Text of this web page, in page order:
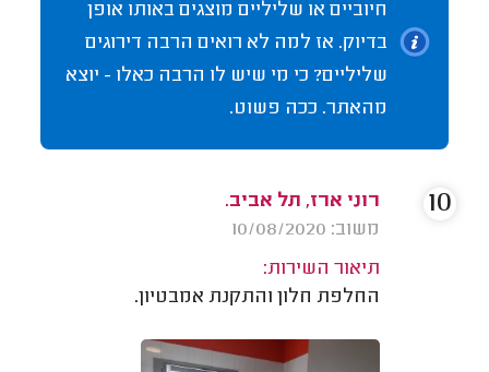
חיוביים או שליליים מוצגים באותו אופן
בדיוק. אז למה לא רואים הרבה דירוגים
שליליים? כי מי שיש לו הרבה כאלו - יוצא
מהאתר. ככה פשוט.
רוני ארז, תל אביב.
משוב: 10/08/2020
תיאור השירות:
החלפת חלון והתקנת אמבטיון.
10